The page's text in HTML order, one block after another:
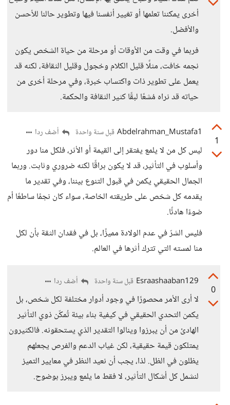
أخرى يمكننا تعلمها أو تغيير أنفسنا فيها وتطوير حالنا للأحسن
والأفضل.
فربما في وقت من الأوقات أو مرحلة من حياة الشخص يكون
نجمه خافت، مثلًا قليل الكلام وخجول وقليل الثقافة، لكنه قد
يعمل على تطوير ذات واكتساب خبرة، وفي مرحلة أخرى من
حياته قد نراه مُشعًا لبقًا كثير الثقافة والحكمة.
1
Abdelrahman_Mustafa1 قبل سنة واحدة أضف ردا
ليس كل من لا يلمع يفتقر إلى القيمة أو الأثر، فلكل منا دور
وأسلوب في التأثير، قد لا يكون براقًا لكنه ضروري وثابت. وربما
الجمال الحقيقي يكمن في قبول التنوع بيننا، وفي تقدير ما
يقدمه كل شخص على طريقته الخاصة، سواء كان نجمًا ساطعًا أم
ضوءًا هادئًا.
فليس الشرّ في عدم الولادة مميزًا، بل في فقدان الثقة بأن لكل
منا لمسته التي تترك أثرها في العالم.
0
Esraashaaban129 قبل سنة واحدة أضف ردا
لا أرى الأمر محصورًا في وجود أدوار مختلفة لكل شخص، بل
يكمن التحدي الحقيقي في كيفية بناء بيئة تُمكّن ذوي التأثير
الهادئ من أن يبرزوا وينالوا التقدير الذي يستحقونه. فالكثيرون
يمتلكون قيمة حقيقية، لكن غياب الدعم والفرص يجعلهم
يظلون في الظل. لذا، يجب أن نعيد النظر في معايير التميز
لنشمل كل أشكال التأثير، لا فقط ما يلمع ويبرز بوضوح.